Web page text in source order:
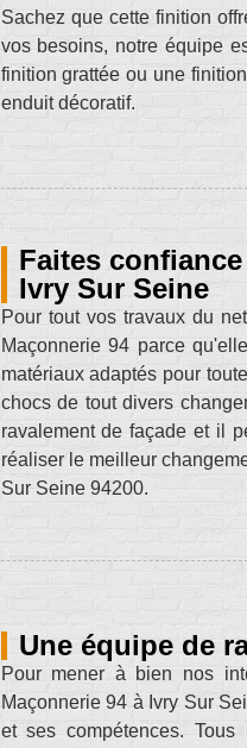
Sachez que cette finition
vos besoins, notre équipe
finition grattée ou une
enduit décoratif.
Faites
Ivry Sur Seine
Pour tout vos travaux du
Maçonnerie 94 parce
matériaux adaptés pour
chocs de tout divers
ravalement de façade et il
réaliser le meilleur
Sur Seine 94200.
Une équipe de
Pour mener à bien nos
Maçonnerie 94 à Ivry Sur
et ses compétences.